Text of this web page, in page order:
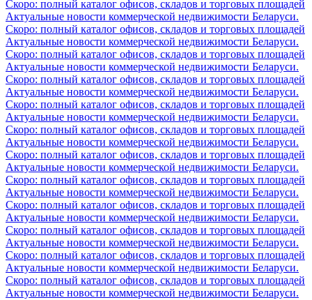
Скоро: полный каталог офисов, складов и торговых площадей
Актуальные новости коммерческой недвижимости Беларуси.
Скоро: полный каталог офисов, складов и торговых площадей
Актуальные новости коммерческой недвижимости Беларуси.
Скоро: полный каталог офисов, складов и торговых площадей
Актуальные новости коммерческой недвижимости Беларуси.
Скоро: полный каталог офисов, складов и торговых площадей
Актуальные новости коммерческой недвижимости Беларуси.
Скоро: полный каталог офисов, складов и торговых площадей
Актуальные новости коммерческой недвижимости Беларуси.
Скоро: полный каталог офисов, складов и торговых площадей
Актуальные новости коммерческой недвижимости Беларуси.
Скоро: полный каталог офисов, складов и торговых площадей
Актуальные новости коммерческой недвижимости Беларуси.
Скоро: полный каталог офисов, складов и торговых площадей
Актуальные новости коммерческой недвижимости Беларуси.
Скоро: полный каталог офисов, складов и торговых площадей
Актуальные новости коммерческой недвижимости Беларуси.
Скоро: полный каталог офисов, складов и торговых площадей
Актуальные новости коммерческой недвижимости Беларуси.
Скоро: полный каталог офисов, складов и торговых площадей
Актуальные новости коммерческой недвижимости Беларуси.
Скоро: полный каталог офисов, складов и торговых площадей
Актуальные новости коммерческой недвижимости Беларуси.